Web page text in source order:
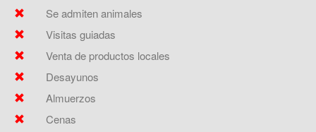
Se admiten animales
Visitas guiadas
Venta de productos locales
Desayunos
Almuerzos
Cenas